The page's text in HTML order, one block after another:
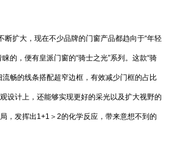
扩大，现在不少品牌的门窗产品都趋向于“年轻
的，便有皇派门窗的“骑士之光”系列。这款“骑
流畅的线条搭配超窄边框，有效减少门框的占比
设计上，还能够实现更好的采光以及扩大视野的
，发挥出1+1＞2的化学反应，带来意想不到的